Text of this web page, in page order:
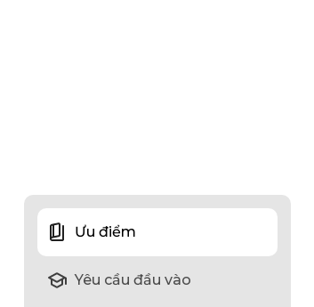
Ưu điểm
Yêu cầu đầu vào